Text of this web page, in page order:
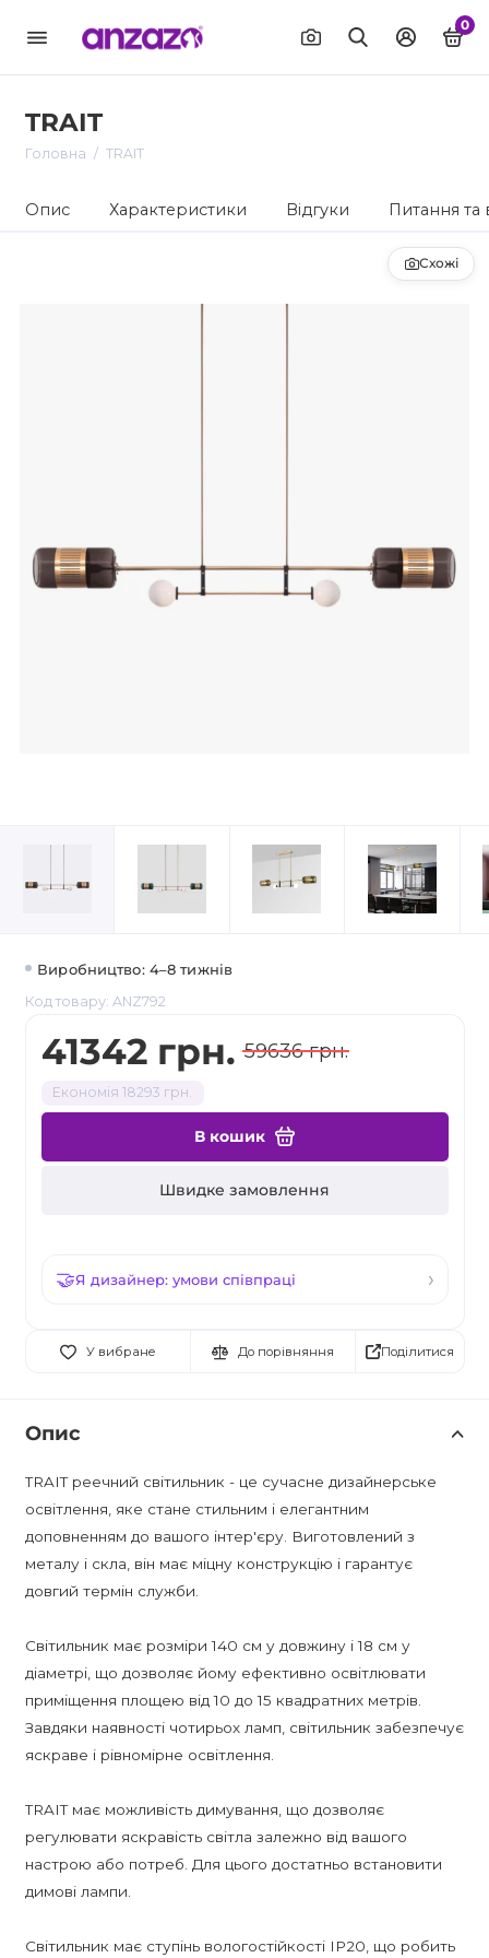
0
TRAIT
Головна TRAIT
Опис Характеристики Відгуки Питання та
Схожі
Виробництво: 4–8 тижнів
Код товару: ANZ792
41342 грн. 59636 грн.
Економія 18293 грн.
В кошик
Швидке замовлення
Я дизайнер: умови співпраці
У вибране До порівняння Поділитися
Опис
TRAIT реечний світильник - це сучасне дизайнерське
освітлення, яке стане стильним і елегантним
доповненням до вашого інтер'єру. Виготовлений з
металу і скла, він має міцну конструкцію і гарантує
довгий термін служби.
Світильник має розміри 140 см у довжину і 18 см у
діаметрі, що дозволяє йому ефективно освітлювати
приміщення площею від 10 до 15 квадратних метрів.
Завдяки наявності чотирьох ламп, світильник забезпечує
яскраве і рівномірне освітлення.
TRAIT має можливість димування, що дозволяє
регулювати яскравість світла залежно від вашого
настрою або потреб. Для цього достатньо встановити
димові лампи.
Світильник має ступінь вологостійкості IP20, що робить